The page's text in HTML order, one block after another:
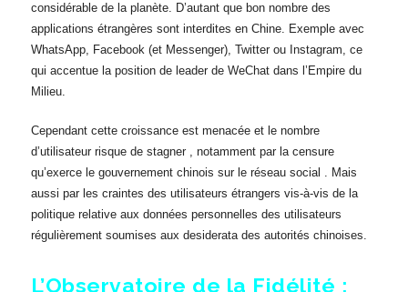
considérable de la planète. D’autant que bon nombre des
applications étrangères sont interdites en Chine. Exemple avec
WhatsApp, Facebook (et Messenger), Twitter ou Instagram, ce
qui accentue la position de leader de WeChat dans l’Empire du
Milieu.
Cependant cette croissance est menacée et le nombre
d’utilisateur risque de stagner , notamment par la censure
qu’exerce le gouvernement chinois sur le réseau social . Mais
aussi par les craintes des utilisateurs étrangers vis-à-vis de la
politique relative aux données personnelles des utilisateurs
régulièrement soumises aux desiderata des autorités chinoises.
L’Observatoire de la Fidélité :